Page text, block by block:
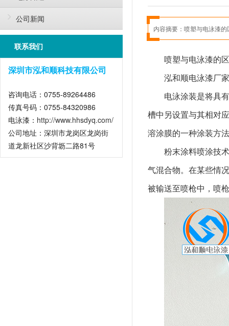
公司新闻
联系我们
深圳市泓和顺科技有限公司
咨询电话：0755-89264486
传真号码：0755-84320986
电泳漆： http://www.hhsdyq.com/
公司地址：深圳市龙岗区龙岗街
道龙新社区沙背坜二路81号
内容摘要： 喷塑与电泳漆
喷塑与电泳漆的
泓和顺电泳漆厂
电泳涂装是将具
槽中另设置与其相对
溶涂膜的一种涂装方
粉末涂料喷涂技
气混合物。在某些情
被输送至喷枪中，喷